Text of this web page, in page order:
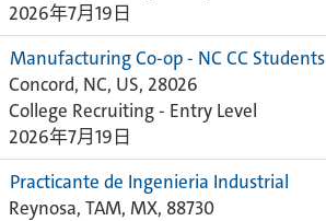
2026年7月19日
Manufacturing Co-op - NC CC Students
Concord, NC, US, 28026
College Recruiting - Entry Level
2026年7月19日
Practicante de Ingenieria Industrial
Reynosa, TAM, MX, 88730